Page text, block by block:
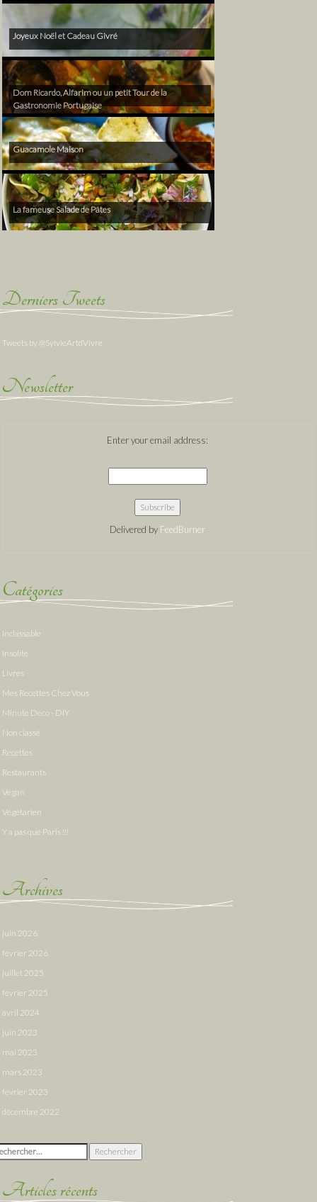
Joyeux Noël et Cadeau Givré
Dom Ricardo, Alfarim ou un petit Tour de la
Gastronomie Portugaise
Guacamole Maison
La fameuse Salade de Pâtes
Derniers Tweets
Tweets by @SylvieArtdVivre
Newsletter
Enter your email address:
Delivered by FeedBurner
Catégories
Inclassable
Insolite
Livres
Mes Recettes Chez Vous
Minute Deco - DIY
Non classé
Recettes
Restaurants
Vegan
Végétarien
Y a pas que Paris !!!
Archives
juin 2026
février 2026
juillet 2025
février 2025
avril 2024
juin 2023
mai 2023
mars 2023
février 2023
décembre 2022
:
Articles récents